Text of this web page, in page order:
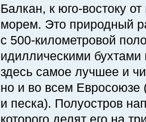
Балкан, к юго-востоку
морем. Это природный
с 500-километровой
идиллическими
здесь самое лучшее и
но и во всем Евросоюзе
и песка). Полуостров
которого делят его на